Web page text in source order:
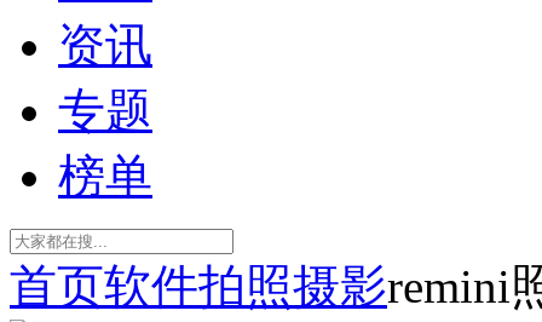
资讯
专题
榜单
首页软件拍照摄影remini